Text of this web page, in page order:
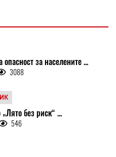
за населените ...
3088
без риск“ ...
546